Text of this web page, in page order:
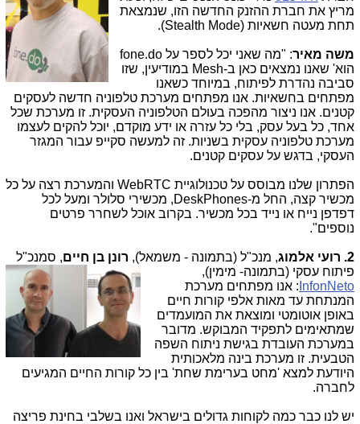
מריץ את חברת ההזנק החדשה הזו, שנמצאת
תחת מעטה חשאיות (Stealth Mode).
משה מאיר
: "מה שאני יכל לספר על fone.do
הוא' שאנו נמצאים כאן ב-Mesh במודיעין, שזו
סביבה נהדרת לפיתוח, במיוחד כשאנו
מפתחים בחשאיות. אנו מפתחים מערכת טלפוניה חדשה לעסקים
קטנים. אנו ניצור מהפכה בעולם הטלפוניה העסקית. זו מערכת שכל
אחד, כל בעל עסק, בלי כל עזרה או ידע מוקדם, יוכל להקים לעצמו
מערכת טלפוניה עסקית בשניות. זה למעשה סקייפ עבור המגזר
העסקי, בדגש על עסקים קטנים.
הפתרון שלנו מבוסס על טכנולוגיית WebRTC והמערכת רצה על כל
מכשיר קצה, החל מ-DeskPhones, מכשירי סלולר ומעל לכל
דפדפן נייח או נייד בכל מכשיר. בקרוב אוכל לשחרר פרטים
נוספים".
2. רועי אלמוג , מנכ"ל (בתמונה - משמאל), רונן בן חיים, סמנכ"ל
פיתוח עסקי (בתמונה- מימין),
InfonNeto : אנו מפתחים מערכת
המנתחת עד מאות אלפי קורות חיים
באופן אוטומטי ומוצאת את המועמדים
שמתאימים לתפקיד המבוקש. מדובר
במערכת העובדת בגישת ניתוח השפה
הטבעית. זו מערכת בינה מלאכותית
היודעת למצא 'מחט בערימת שחת' בין כל קורות החיים המגיעים
לחברה.
יש לנו כבר כמה לקוחות גדולים בישראל ואנו בשלבי בחינת פריצה